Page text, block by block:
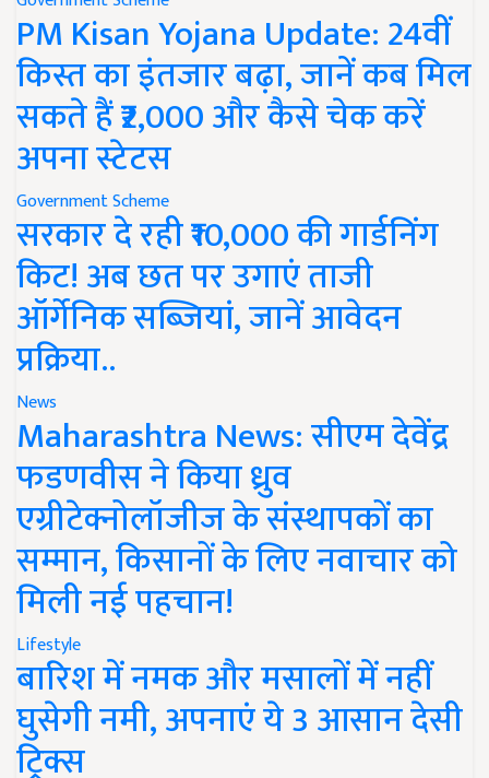
PM Kisan Yojana Update: 24वीं
किस्त का इंतजार बढ़ा, जानें कब मिल
सकते हैं ₹2,000 और कैसे चेक करें
अपना स्टेटस
Government Scheme
सरकार दे रही ₹10,000 की गार्डनिंग
किट! अब छत पर उगाएं ताजी
ऑर्गेनिक सब्जियां, जानें आवेदन
प्रक्रिया..
News
Maharashtra News: सीएम देवेंद्र
फडणवीस ने किया ध्रुव
एग्रीटेक्नोलॉजीज के संस्थापकों का
सम्मान, किसानों के लिए नवाचार को
मिली नई पहचान!
Lifestyle
बारिश में नमक और मसालों में नहीं
घुसेगी नमी, अपनाएं ये 3 आसान देसी
ट्रिक्स